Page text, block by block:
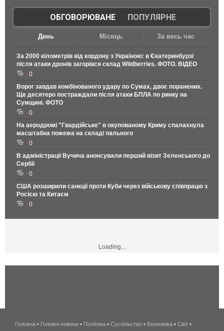
ОБГОВОРЮВАНЕ| ПОПУЛЯРНЕ
День Місяць За весь час
За 2000 кілометрів від кордону з Україною: в Єкатеринбурзі
після атаки дронів загорівся склад Wildberries. ФОТО. ВІДЕО
0
Ворог завдав комбінованого удару по Сумах, двоє поранених.
Ще десятеро постраждали після атаки БПЛА по ринку на
Сумщині. ФОТО
0
На аеродромі "Гвардійське" в окупованому Криму спалахнула
масштабна пожежа на складі пального
0
В адміністрації Вучича анонсували перший візит Зеленського до
Сербії
0
США розширили санкції проти Куби через військову співпрацю з
Росією та Китаєм
0
Loading...
беспроводной
Головна • Головні новини • Політика • Суспільство • Економіка • Світ •